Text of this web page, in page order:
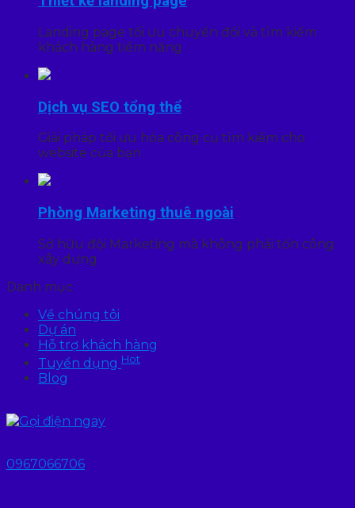
Landing page tối ưu chuyển đổi và tìm kiếm
khách hàng tiềm năng
Dịch vụ SEO tổng thể
Giải pháp tối ưu hóa công cụ tìm kiếm cho
website của bạn
Phòng Marketing thuê ngoài
Sở hữu đội Marketing mà không phải tốn công
xây dựng
Danh mục
Về chúng tôi
Dự án
Hỗ trợ khách hàng
Tuyển dụng Hot
Blog
0967066706